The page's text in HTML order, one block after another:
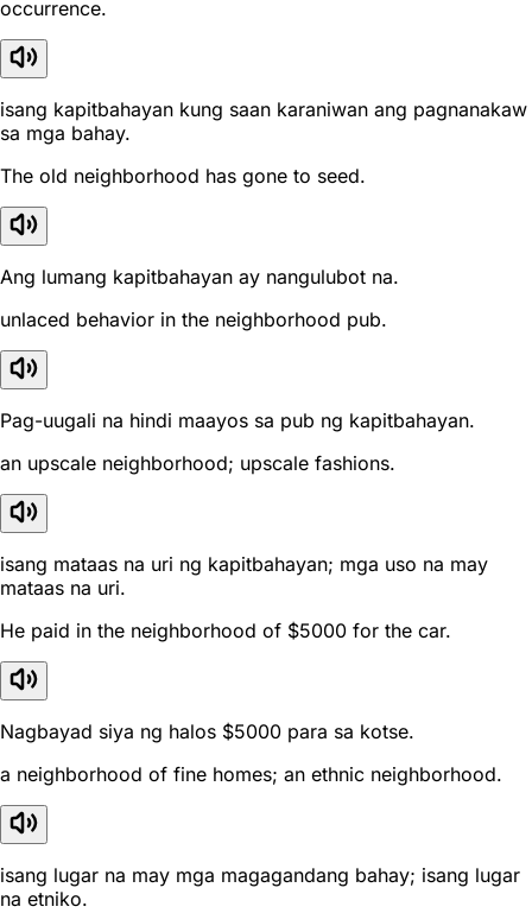
occurrence.
isang kapitbahayan kung saan karaniwan ang pagnanakaw
sa mga bahay.
The old neighborhood has gone to seed.
Ang lumang kapitbahayan ay nangulubot na.
unlaced behavior in the neighborhood pub.
Pag-uugali na hindi maayos sa pub ng kapitbahayan.
an upscale neighborhood; upscale fashions.
isang mataas na uri ng kapitbahayan; mga uso na may
mataas na uri.
He paid in the neighborhood of $5000 for the car.
Nagbayad siya ng halos $5000 para sa kotse.
a neighborhood of fine homes; an ethnic neighborhood.
isang lugar na may mga magagandang bahay; isang lugar
na etniko.